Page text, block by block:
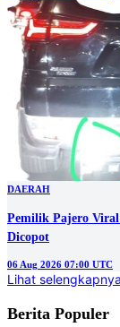
DAERAH
Pemilik Pajero Viral
Dicopot
06 Aug 2026 07:00 UTC
Lihat selengkapnya
Berita Populer